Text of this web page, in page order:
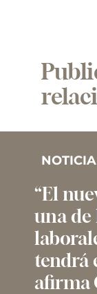
NOTICIA
“El
una de
tendrá
afirma